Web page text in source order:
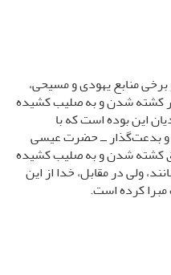
برخی منابع یهودی و مسیحی،
کشته شدن و به صلیب کشیده
این بوده است که با
و بدعت‌گذار ــ حضرت عیسی
کشته شدن و به صلیب کشیده
ولی در مقابل، خدا از این
مبرا کرده است.